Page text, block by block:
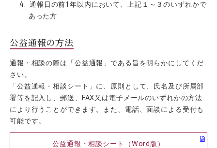
通報日の前1年以内において、上記１～３のいずれかで
あった方
公益通報の方法
通報・相談の際は「公益通報」である旨を明らかにしてくだ
さい。
「公益通報・相談シート」に、原則として、氏名及び所属部
署等を記入し、郵送、FAX又は電子メールのいずれかの方法
により行うことができます。また、電話、面談による受付も
可能です。
公益通報・相談シート（Word版）